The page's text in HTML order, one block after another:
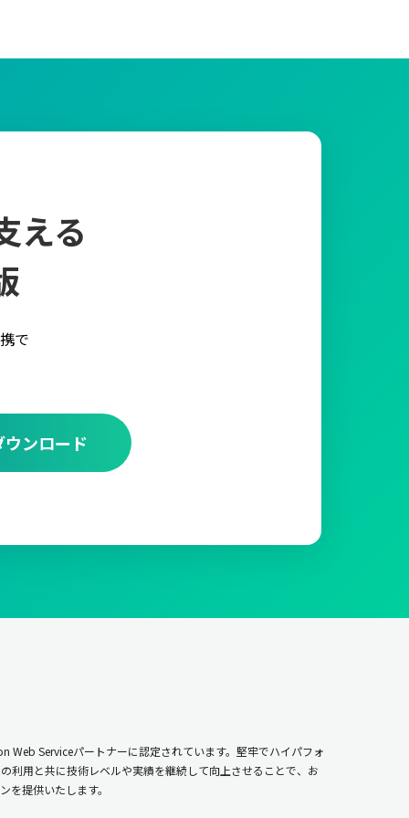
える
で
ウンロード
Web Serviceパートナーに認定されています。堅牢でハイパフォ
利用と共に技術レベルや実績を継続して向上させることで、お
を提供いたします。